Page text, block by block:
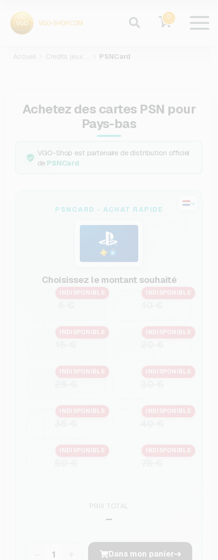
0
Accueil Credits jeux video PSNCard
Achetez des cartes PSN pour
Pays-bas
VGO-Shop est partenaire de distribution officiel
de PSNCard
PSNCARD - ACHAT RAPIDE
Choisissez le montant souhaité
INDISPONIBLE INDISPONIBLE
INDISPONIBLE INDISPONIBLE
INDISPONIBLE INDISPONIBLE
INDISPONIBLE INDISPONIBLE
INDISPONIBLE INDISPONIBLE
PRIX TOTAL
–
Dans mon panier